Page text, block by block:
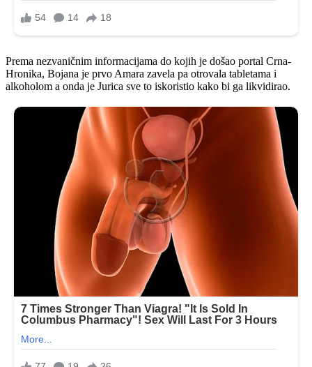
Prema nezvaničnim informacijama do kojih je došao portal Crna-
Hronika, Bojana je prvo Amara zavela pa otrovala tabletama i
alkoholom a onda je Jurica sve to iskoristio kako bi ga likvidirao.